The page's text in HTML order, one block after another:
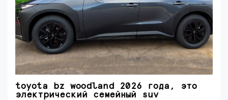
toyota bz woodland 2026 года, это
электрический семейный suv